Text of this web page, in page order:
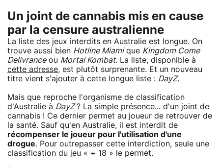
Un joint de cannabis mis en cause
par la censure australienne
La liste des jeux interdits en Australie est longue. On
trouve aussi bien Hotline Miamique Kingdom Come
Delivranceou Mortal Kombat. La liste, disponible à
cette adresse, est plutôt surprenante. Et un nouveau
titre vient s'ajouter à cette longue liste : DayZ.
Mais que reproche l'organisme de classification
d'Australie à DayZ? La simple présence... d'un joint de
cannabis ! Ce dernier permet au joueur de retrouver de
la santé. Sauf qu'en Australie, il est interdit de
récompenser le joueur pour l'utilisation d'une
drogue. Pour outrepasser cette interdiction, seule une
classification du jeu « + 18 » le permet.